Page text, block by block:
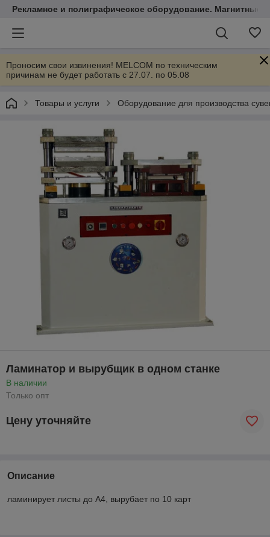
Рекламное и полиграфическое оборудование. Магнитные
Проносим свои извинения! MELCOM по техническим
причинам не будет работать с 27.07. по 05.08
Товары и услуги Оборудование для производства
Ламинатор и вырубщик в одном станке
В наличии
Только опт
Цену уточняйте
Описание
ламинирует листы до А4, вырубает по 10 карт